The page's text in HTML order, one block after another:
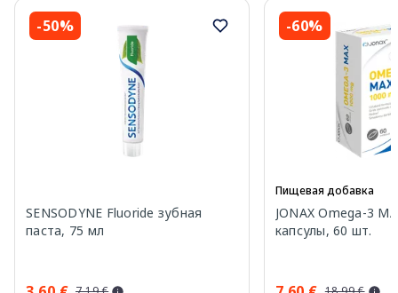
-50%
SENSODYNE Fluoride зубная
паста, 75 мл
-60%
Пищевая добавка
JONAX Omega-3
капсулы, 60 шт.